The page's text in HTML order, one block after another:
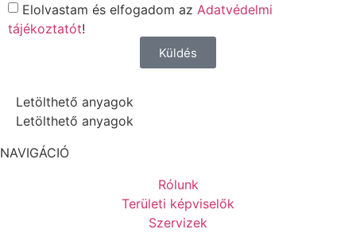
Elolvastam és elfogadom az Adatvédelmi
tájékoztatót!
Küldés
Letölthető anyagok
Letölthető anyagok
NAVIGÁCIÓ
Rólunk
Területi képviselők
Szervizek